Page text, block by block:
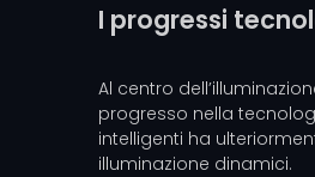
I progressi
Al centro
progresso nella
intelligenti ha
illuminazione dinamici.